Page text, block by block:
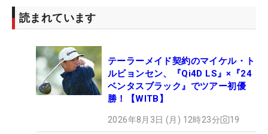
読まれています
テーラーメイド契約のマイケル・ト
ルビョンセン、『Qi4D LS』×『24
ベンタスブラック』でツアー初優
勝！【WITB】
2026年8月3日 (月) 12時23分 19